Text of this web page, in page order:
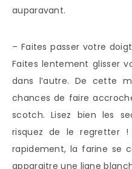
auparavant.
– Faites passer votre
Faites lentement glisser
dans l’autre. De cette
chances de faire
scotch. Lisez bien les
risquez de le regretter !
rapidement, la farine se
apparaitre une ligne